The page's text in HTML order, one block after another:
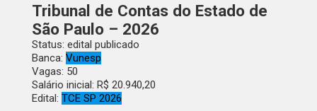
Tribunal de Contas do Estado de
São Paulo – 2026
Status: edital publicado
Banca: Vunesp
Vagas: 50
Salário inicial: R$ 20.940,20
Edital: TCE SP 2026